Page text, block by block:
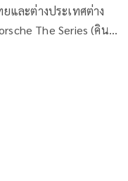
ละต่างประเทศต่าง
The Series (คินน์